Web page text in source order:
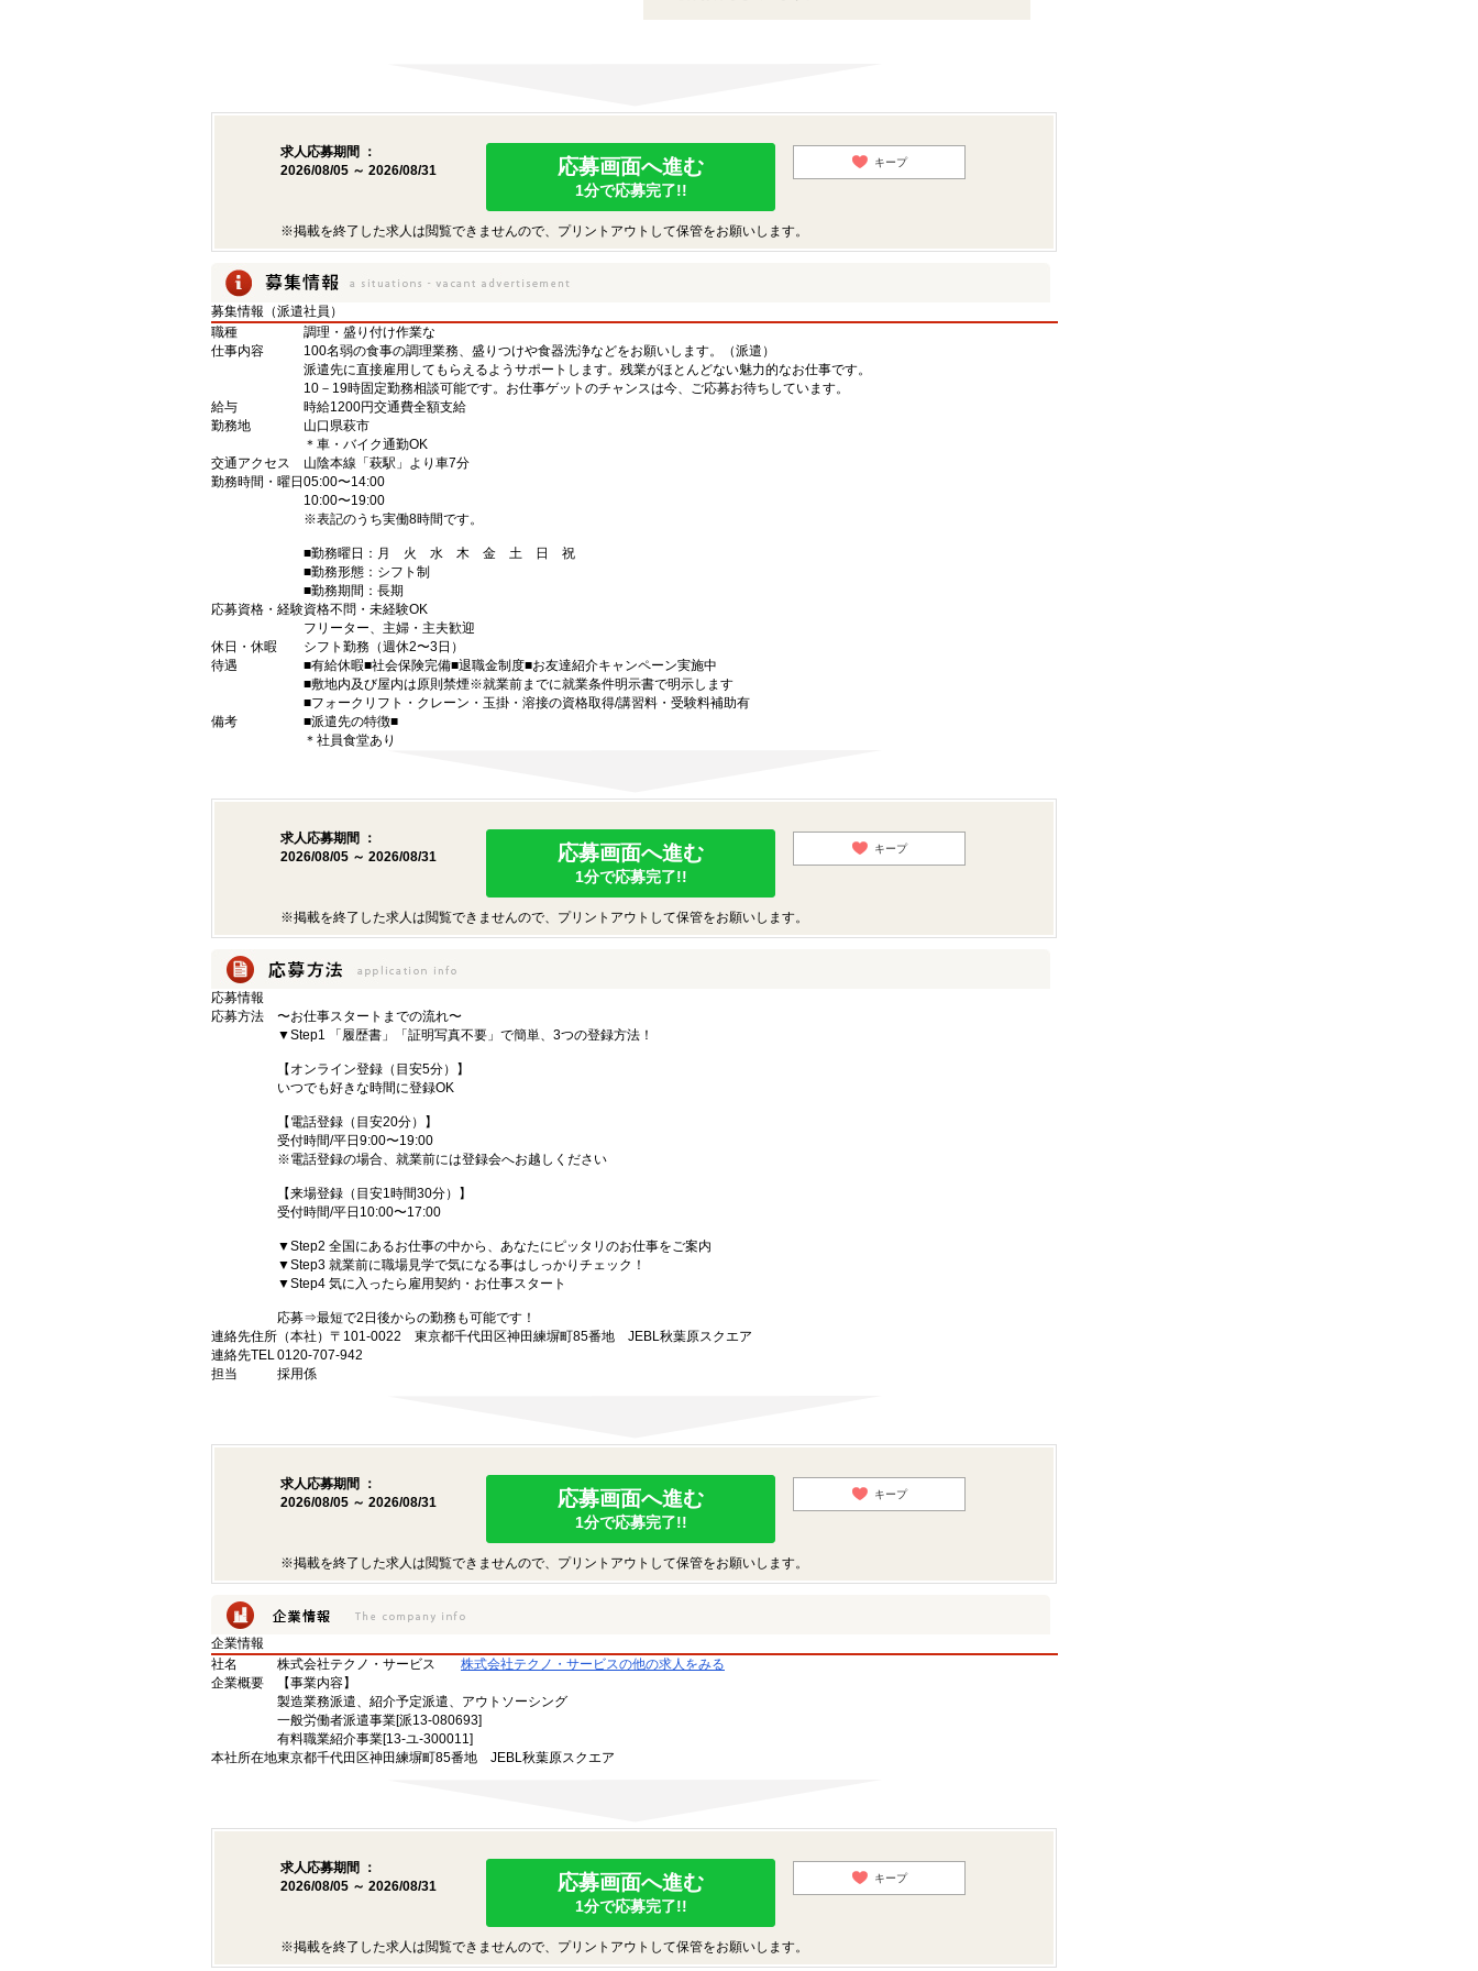
求人応募期間 ：
2026/08/05 ～ 2026/08/31
応募画面へ進む
1分で応募完了!!
キープ
※掲載を終了した求人は閲覧できませんので、プリントアウトして保管をお願いします。
募集情報（派遣社員）
職種
調理・盛り付け作業な
仕事内容
100名弱の食事の調理業務、盛りつけや食器洗浄などをお願いします。（派遣）
派遣先に直接雇用してもらえるようサポートします。残業がほとんどない魅力的なお仕事です。
10－19時固定勤務相談可能です。お仕事ゲットのチャンスは今、ご応募お待ちしています。
給与
時給1200円交通費全額支給
勤務地
山口県萩市
＊車・バイク通勤OK
交通アクセス
山陰本線「萩駅」より車7分
勤務時間・曜日 05:00〜14:00
10:00〜19:00
※表記のうち実働8時間です。
■勤務曜日：月 火 水 木 金 土 日 祝
■勤務形態：シフト制
■勤務期間：長期
応募資格・経験資格不問・未経験OK
フリーター、主婦・主夫歓迎
休日・休暇
シフト勤務（週休2〜3日）
待遇
■有給休暇■社会保険完備■退職金制度■お友達紹介キャンペーン実施中
■敷地内及び屋内は原則禁煙※就業前までに就業条件明示書で明示します
■フォークリフト・クレーン・玉掛・溶接の資格取得/講習料・受験料補助有
備考
■派遣先の特徴■
＊社員食堂あり
求人応募期間 ：
2026/08/05 ～ 2026/08/31
応募画面へ進む
1分で応募完了!!
キープ
※掲載を終了した求人は閲覧できませんので、プリントアウトして保管をお願いします。
応募情報
応募方法
〜お仕事スタートまでの流れ〜
▼Step1 「履歴書」「証明写真不要」で簡単、3つの登録方法！
【オンライン登録（目安5分）】
いつでも好きな時間に登録OK
【電話登録（目安20分）】
受付時間/平日9:00〜19:00
※電話登録の場合、就業前には登録会へお越しください
【来場登録（目安1時間30分）】
受付時間/平日10:00〜17:00
▼Step2 全国にあるお仕事の中から、あなたにピッタリのお仕事をご案内
▼Step3 就業前に職場見学で気になる事はしっかりチェック！
▼Step4 気に入ったら雇用契約・お仕事スタート
応募⇒最短で2日後からの勤務も可能です！
連絡先住所 （本社）〒101-0022 東京都千代田区神田練塀町85番地 JEBL秋葉原スクエア
連絡先TEL0120-707-942
担当
採用係
求人応募期間 ：
2026/08/05 ～ 2026/08/31
応募画面へ進む
1分で応募完了!!
キープ
※掲載を終了した求人は閲覧できませんので、プリントアウトして保管をお願いします。
企業情報
社名
株式会社テクノ・サービス
株式会社テクノ・サービスの他の求人をみる
企業概要
【事業内容】
製造業務派遣、紹介予定派遣、アウトソーシング
一般労働者派遣事業[派13-080693]
有料職業紹介事業[13-ユ-300011]
本社所在地東京都千代田区神田練塀町85番地 JEBL秋葉原スクエア
求人応募期間 ：
2026/08/05 ～ 2026/08/31
応募画面へ進む
1分で応募完了!!
キープ
※掲載を終了した求人は閲覧できませんので、プリントアウトして保管をお願いします。